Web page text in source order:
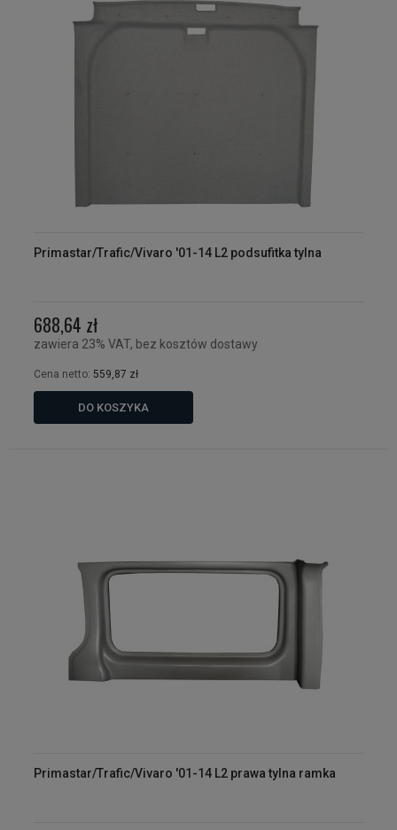
Primastar/Trafic/Vivaro '01-14 L2 podsufitka tylna
688,64 zł
zawiera 23% VAT, bez kosztów dostawy
Cena netto: 559,87 zł
DO KOSZYKA
Primastar/Trafic/Vivaro '01-14 L2 prawa tylna ramka